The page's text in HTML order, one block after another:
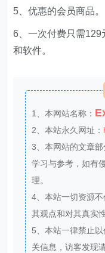
5、优惠的会员商品。
6、一次付费只需129
和软件。
1、本网站名称：
2、本站永久网址：
3、本网站的文章
学习与参考，如有
理。
4、本站一切资源
其观点和对其真实
5、本站一律禁止
关信息，访客发现